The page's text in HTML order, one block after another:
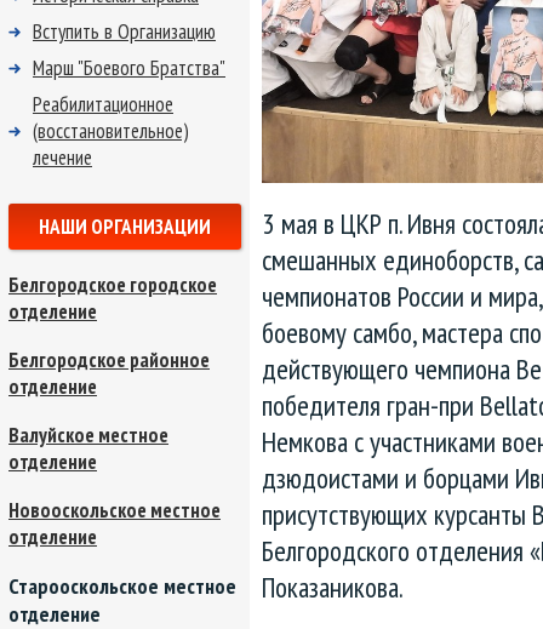
3 мая в ЦКР п. Ивня
смешанных единоборств,
чемпионатов России и
боевому самбо, мастера
действующего чемпиона
победителя гран-при
Немкова с участниками
дзюдоистами и борцами
присутствующих курсанты
Белгородского
Показаникова.
Вступить в Организацию
Марш "Боевого Братства"
Реабилитационное
(восстановительное)
лечение
НАШИ ОРГАНИЗАЦИИ
Белгородское городское
отделение
Белгородское районное
отделение
Валуйское местное
отделение
Новооскольское местное
отделение
Старооскольское местное
отделение